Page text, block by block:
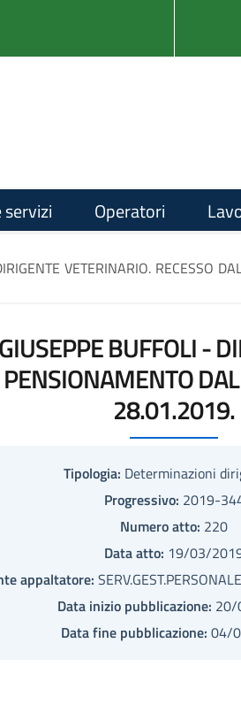
Operatori
VETERINARIO. RECESSO
BUFFOLI -
28.01.2019.
Tipologia: Determinazioni
Progressivo: 2019-
Numero atto: 220
Data atto: 19/03/
appaltatore:
Data inizio pubblicazione: 20/
Data fine pubblicazione: 04/